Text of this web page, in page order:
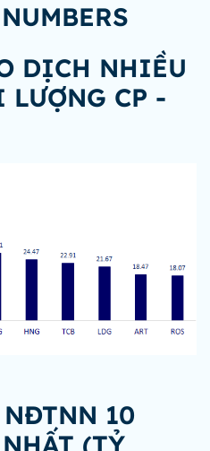
NUMBERS
CP -
(TỶ